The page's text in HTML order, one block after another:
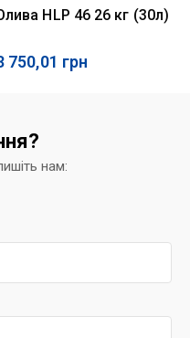
HLP 46 26 кг (30л)
750,01 грн
нам: